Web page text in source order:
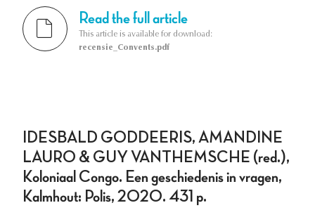
Read the full article
This article is available for download:
recensie_Convents.pdf
IDESBALD GODDEERIS, AMANDINE
LAURO & GUY VANTHEMSCHE (red.),
Koloniaal Congo. Een geschiedenis in vragen,
Kalmhout: Polis, 2020. 431 p.